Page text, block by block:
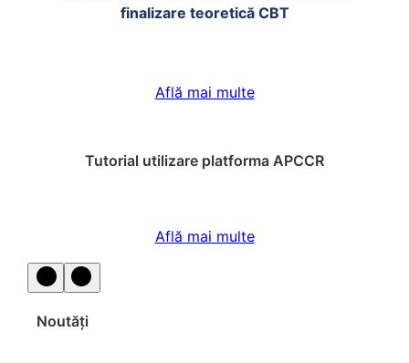
finalizare teoretică CBT
Află mai multe
Tutorial utilizare platforma APCCR
Află mai multe
Noutăți